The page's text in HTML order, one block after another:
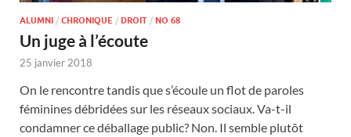
ALUMNI / CHRONIQUE / DROIT / NO 68
Un juge à l’écoute
25 janvier 2018
On le rencontre tandis que s’écoule un flot de paroles
féminines débridées sur les réseaux sociaux. Va-t-il
condamner ce déballage public? Non. Il semble plutôt